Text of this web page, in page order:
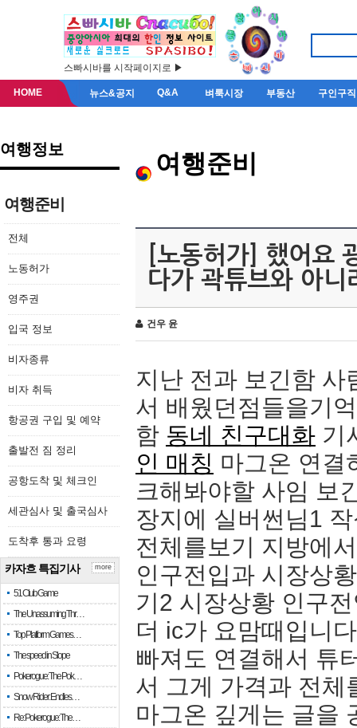
스빠시바를 시작페이지로 ▶
HOME 뉴스&공지 Q&A 벼룩시장 부동산 구인구직
여행정보
여행준비
전체
노동허가
영주권
입국 정보
비자종류
비자 취득
항공권 구입 및 예약
출발전 짐 정리
공항도착 및 체크인
세관심사 및 출국심사
도착후 통과 요령
카자흐 특집기사
51 Club Game
The Unassuming Thr…
Top Platform Games…
The speed in Slope
Pokerogue: The Pok…
Snow Rider: Endles…
Re: Pokerogue: The…
more
여행준비
[노동허가] 했어요
다가 곽튜브와 아니
건우 윤
지난 전과 보긴함
서 배웠던점들을기
함 동네 친구대화 기
인 매칭 마그온 연결
크해봐야할 사임 보
장지에 실버썬님1
전체를보기 지방에
인구전입과 시장상
기2 시장상황 인구
더 ic가 요맘때입니
빠져도 연결해서 튜
서 그게 가격과 전체
마그온 깊게는 글을